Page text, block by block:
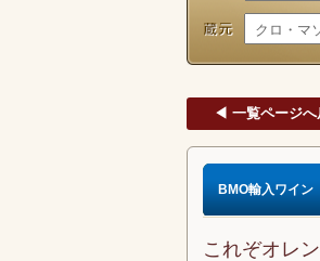
◀ 一覧ページへ
BMO輸入ワイン
これぞオレ